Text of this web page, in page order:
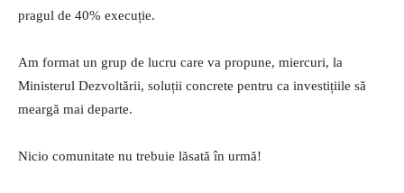
pragul de 40% execuție.
Am format un grup de lucru care va propune, miercuri, la
Ministerul Dezvoltării, soluții concrete pentru ca investițiile să
meargă mai departe.
Nicio comunitate nu trebuie lăsată în urmă!